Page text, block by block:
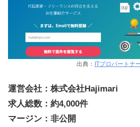
出典： ITプロパートナ
運営会社：株式会社Hajimari
求人総数：約4,000件
マージン：非公開